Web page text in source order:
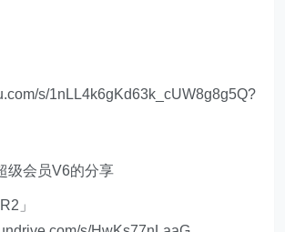
s/1nLL4k6gKd63k_cUW8g8g5Q?
级会员V6的分享
」